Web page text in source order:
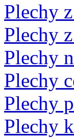
Plechy
Plechy
Plechy
Plechy
Plechy
Plechy